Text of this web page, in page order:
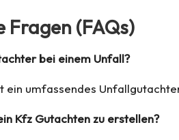
Fragen (FAQs)
bei einem Unfall?
ein umfassendes
Kfz Gutachten zu erstellen?